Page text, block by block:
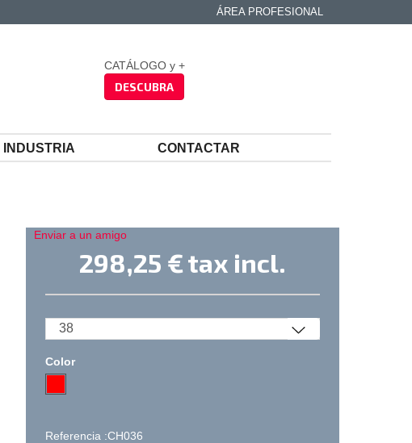
ÁREA PROFESIONAL
CATÁLOGO y +
DESCUBRA
INDUSTRIA CONTACTAR
Enviar a un amigo
298,25 €tax incl.
Color
Referencia :CH036